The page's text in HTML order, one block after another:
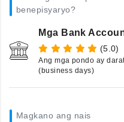
benepisyaryo?
Mga Bank
(5.0)
Ang mga pondo ay
(business days)
Magkano ang nais